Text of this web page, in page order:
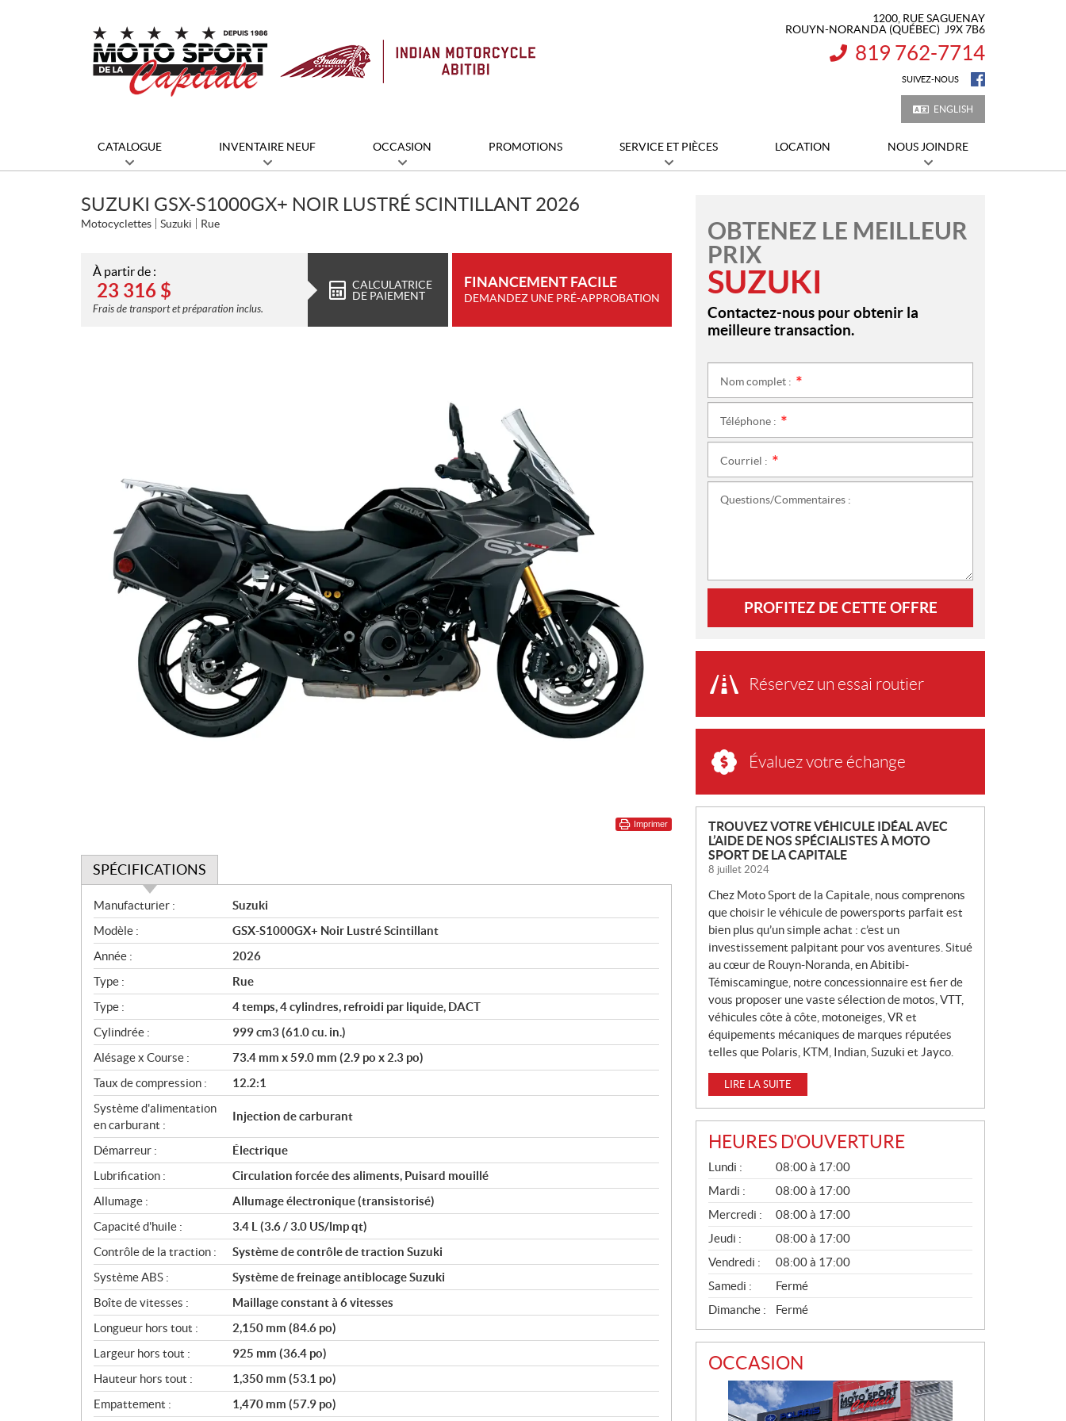
1200, RUE SAGUENAY
ROUYN-NORANDA (QUÉBEC) J9X 7B6
INFORMATION :
819 762-7714
SUIVEZ-NOUS
ENGLISH
CATALOGUE INVENTAIRE NEUF OCCASION PROMOTIONS SERVICE ET PIÈCES LOCATION NOUS JOINDRE
SUZUKI GSX-S1000GX+ NOIR LUSTRÉ SCINTILLANT 2026
Motocyclettes Suzuki Rue
À partir de :
23 316 $
Frais de transport et préparation inclus.
CALCULATRICE
DE PAIEMENT
FINANCEMENT FACILE
DEMANDEZ UNE PRÉ-APPROBATION
Imprimer
SPÉCIFICATIONS
S
p
é
c
i
f
i
c
a
t
i
o
n
s
Manufacturier :
Suzuki
Modèle :
GSX-S1000GX+ Noir Lustré Scintillant
Année :
2026
Type :
Rue
Type :
4 temps, 4 cylindres, refroidi par liquide, DACT
Cylindrée :
999 cm3 (61.0 cu. in.)
Alésage x Course :
73.4 mm x 59.0 mm (2.9 po x 2.3 po)
Taux de compression :
12.2:1
Système d'alimentation
en carburant :
Injection de carburant
Démarreur :
Électrique
Lubrification :
Circulation forcée des aliments, Puisard mouillé
Allumage :
Allumage électronique (transistorisé)
Capacité d'huile :
3.4 L (3.6 / 3.0 US/lmp qt)
Contrôle de la traction :
Système de contrôle de traction Suzuki
Système ABS :
Système de freinage antiblocage Suzuki
Boîte de vitesses :
Maillage constant à 6 vitesses
Longueur hors tout :
2,150 mm (84.6 po)
Largeur hors tout :
925 mm (36.4 po)
Hauteur hors tout :
1,350 mm (53.1 po)
Empattement :
1,470 mm (57.9 po)
OBTENEZ LE MEILLEUR
PRIX
SUZUKI
Contactez-nous pour obtenir la
meilleure transaction.
Nom complet :
Téléphone :
Courriel :
Questions/Commentaires :
PROFITEZ DE CETTE OFFRE
Réservez un essai routier
Évaluez votre échange
N
O
U
V
E
L
L
E
S
TROUVEZ VOTRE VÉHICULE IDÉAL AVEC
L’AIDE DE NOS SPÉCIALISTES À MOTO
SPORT DE LA CAPITALE
8 juillet 2024
Chez Moto Sport de la Capitale, nous comprenons
que choisir le véhicule de powersports parfait est
bien plus qu’un simple achat : c’est un
investissement palpitant pour vos aventures. Situé
au cœur de Rouyn-Noranda, en Abitibi-
Témiscamingue, notre concessionnaire est fier de
vous proposer une vaste sélection de motos, VTT,
véhicules côte à côte, motoneiges, VR et
équipements mécaniques de marques réputées
telles que Polaris, KTM, Indian, Suzuki et Jayco.
LIRE LA SUITE
HEURES D'OUVERTURE
G
É
N
É
R
A
L
Lundi :
08:00 à 17:00
Mardi :
08:00 à 17:00
Mercredi :
08:00 à 17:00
Jeudi :
08:00 à 17:00
Vendredi :
08:00 à 17:00
Samedi :
Fermé
Dimanche :
Fermé
OCCASION